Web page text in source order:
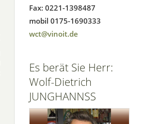
Fax: 0221-1398487
mobil 0175-1690333
wct@vinoit.de
Es berät Sie Herr:
Wolf-Dietrich
JUNGHANNSS